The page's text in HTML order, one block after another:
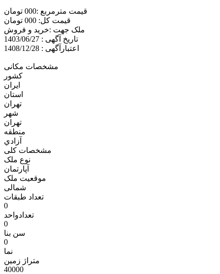
قیمت مترمربع :000 تومان
قیمت کل: 000 تومان
ملک جهت :خريد و فروش
تاریخ آگهی : 1403/06/27
اعتبارآگهی : 1408/12/28
مشخصات مکانی
کشور
ایران
استان
تهران
شهر
تهران
منطقه
آزادي
مشخصات کلی
نوع ملک
آپارتمان
موقعیت ملک
شمالی
تعداد طبقات
0
تعدادواحد
0
سن بنا
0
نما
متراژ زمين
40000